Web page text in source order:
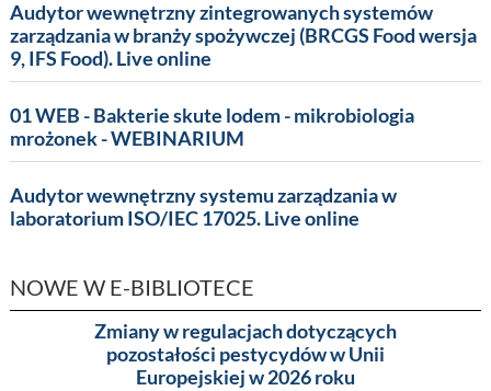
Audytor wewnętrzny zintegrowanych systemów
zarządzania w branży spożywczej (BRCGS Food wersja
9, IFS Food). Live online
01 WEB - Bakterie skute lodem - mikrobiologia
mrożonek - WEBINARIUM
Audytor wewnętrzny systemu zarządzania w
laboratorium ISO/IEC 17025. Live online
NOWE W E-BIBLIOTECE
Zmiany w regulacjach dotyczących
pozostałości pestycydów w Unii
Europejskiej w 2026 roku